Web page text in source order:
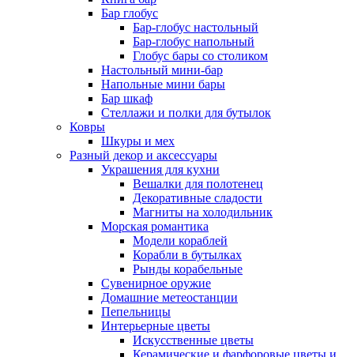
Бар глобус
Бар-глобус настольный
Бар-глобус напольный
Глобус бары со столиком
Настольный мини-бар
Напольные мини бары
Бар шкаф
Стеллажи и полки для бутылок
Ковры
Шкуры и мех
Разный декор и аксессуары
Украшения для кухни
Вешалки для полотенец
Декоративные сладости
Магниты на холодильник
Морская романтика
Модели кораблей
Корабли в бутылках
Рынды корабельные
Сувенирное оружие
Домашние метеостанции
Пепельницы
Интерьерные цветы
Искусственные цветы
Керамические и фарфоровые цветы и